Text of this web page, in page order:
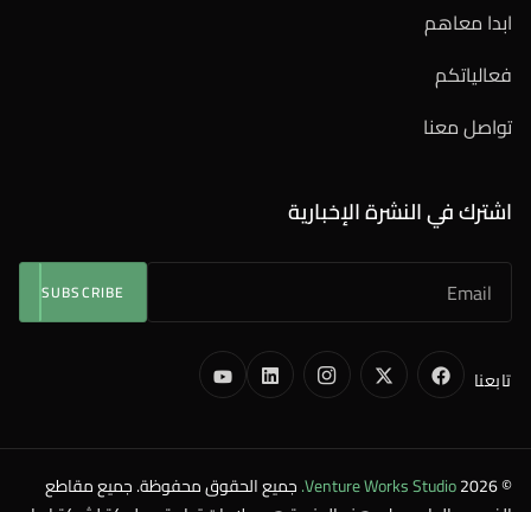
ابدا معاهم
فعالياتكم
تواصل معنا
اشترك في النشرة الإخبارية
SUBSCRIBE
تابعنا
© 2026
Venture Works Studio. جميع الحقوق محفوظة. جميع مقاطع